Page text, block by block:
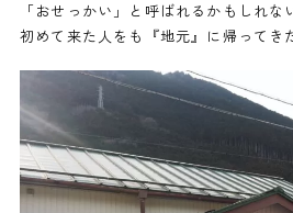
「おせっかい」と呼ばれるかもしれ
初めて来た人をも『地元』に帰ってき